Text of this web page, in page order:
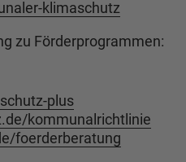
klimaschutz
zu Förderprogrammen:
plus
kommunalrichtlinie
foerderberatung